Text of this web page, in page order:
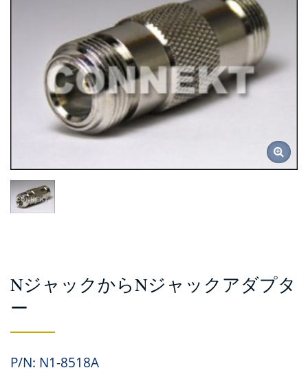
NジャックからNジャックアダプタ
ー
P/N: N1-8518A